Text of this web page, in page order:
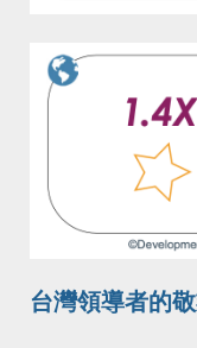
台灣領導者的